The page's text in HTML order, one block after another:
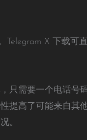
Telegram X 下载可
只需要一个电话号码
提高了可能来自其
。